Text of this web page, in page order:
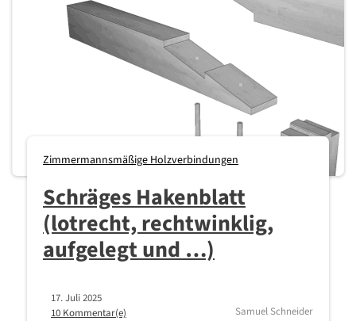
Zimmermannsmäßige Holzverbindungen
Schräges Hakenblatt
(lotrecht, rechtwinklig,
aufgelegt und …)
17. Juli 2025
10 Kommentar(e)
Samuel Schneider